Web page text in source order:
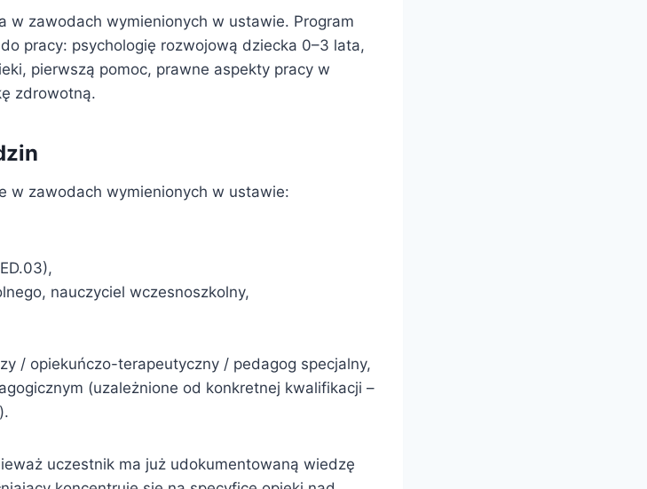
w zawodach wymienionych w ustawie. Program
pracy: psychologię rozwojową dziecka 0–3 lata,
pierwszą pomoc, prawne aspekty pracy w
zdrowotną.
w zawodach wymienionych w ustawie:
nauczyciel wczesnoszkolny,
/ opiekuńczo-terapeutyczny / pedagog specjalny,
(uzależnione od konkretnej kwalifikacji –
uczestnik ma już udokumentowaną wiedzę